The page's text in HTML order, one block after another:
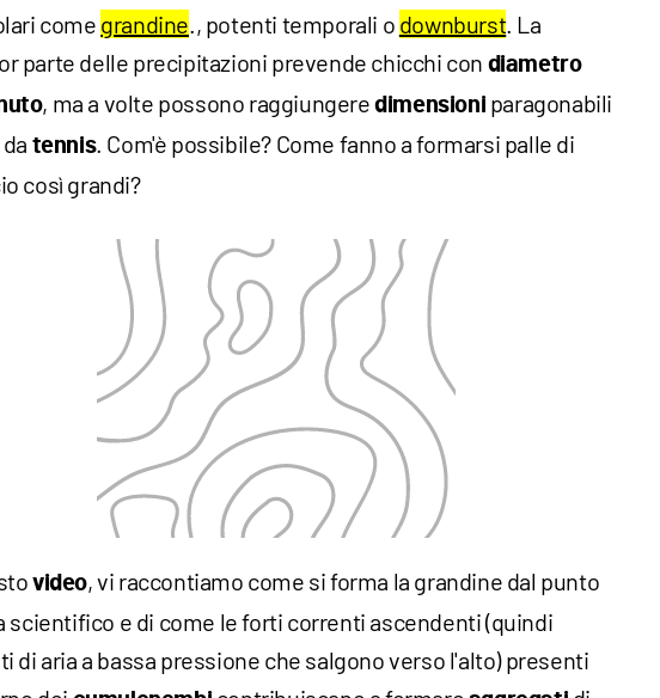
come grandine., potenti temporali o downburst. La
parte delle precipitazioni prevende chicchi con diametro
, ma a volte possono raggiungeredimensioni paragonabili
tennis. Com'è possibile? Come fanno a formarsi palle di
così grandi?
video, vi raccontiamo come si forma la grandine dal punto
scientifico e di come le forti correnti ascendenti (quindi
di aria a bassa pressione che salgono verso l'alto) presenti